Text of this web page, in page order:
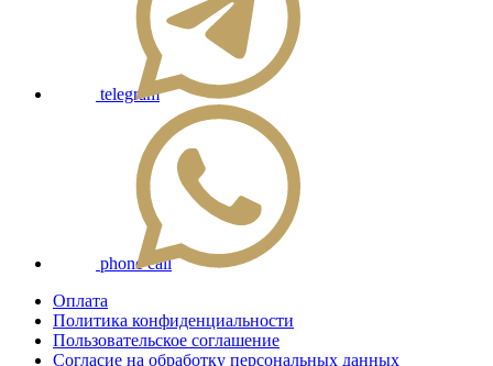
telegram
phone call
Оплата
Политика конфиденциальности
Пользовательское соглашение
Согласие на обработку персональных данных